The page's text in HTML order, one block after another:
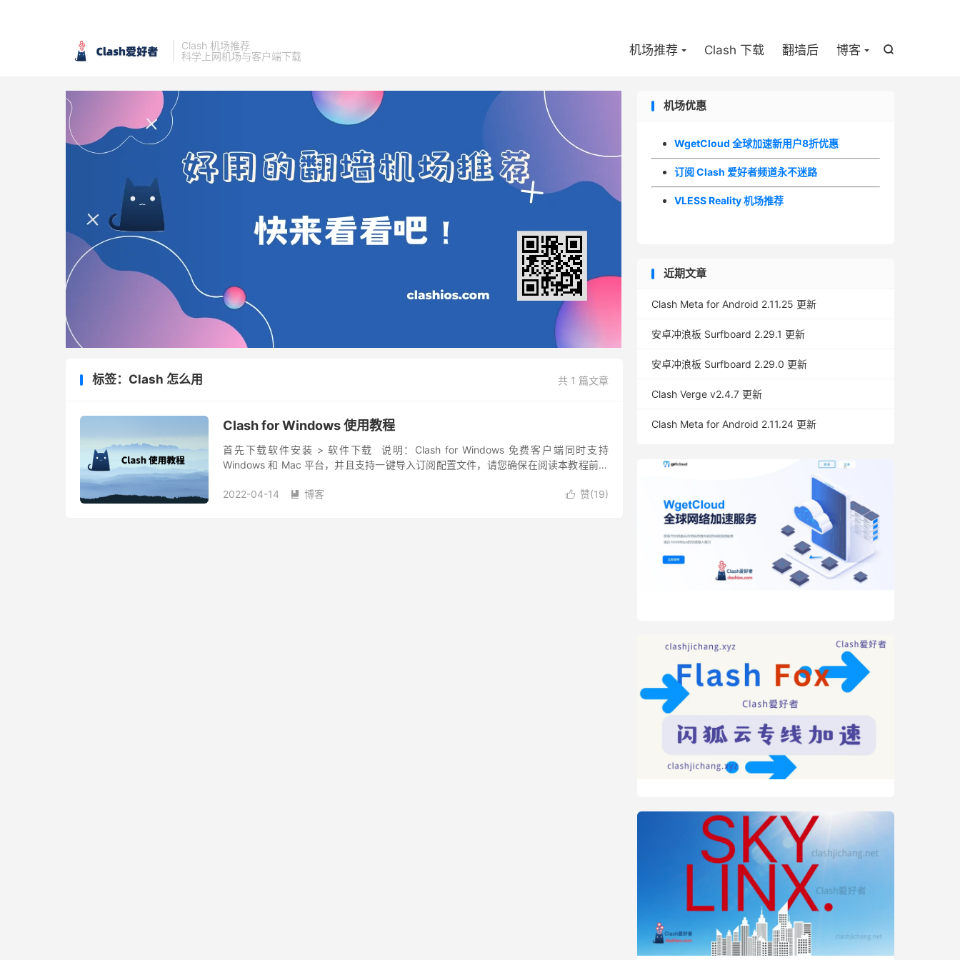
Clash 机场推荐
科学上网机场与客户端下载

机场推荐 Clash 下载 翻墙后 博客
共 1 篇文章
标签：Clash 怎么用
Clash for Windows 使用教程
首先下载软件安装 > 软件下载 说明：Clash for Windows 免费客户端同时支持
Windows 和 Mac 平台，并且支持一键导入订阅配置文件，请您确保在阅读本教程前已
 赞(19)
2022-04-14  博客
机场优惠
WgetCloud 全球加速新用户8折优惠
订阅 Clash 爱好者频道永不迷路
VLESS Reality 机场推荐
近期文章
Clash Meta for Android 2.11.25 更新
安卓冲浪板 Surfboard 2.29.1 更新
安卓冲浪板 Surfboard 2.29.0 更新
Clash Verge v2.4.7 更新
Clash Meta for Android 2.11.24 更新